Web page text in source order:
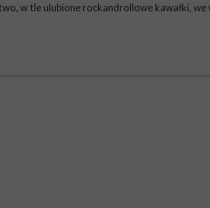
w tle ulubione rockandrollowe kawałki, we